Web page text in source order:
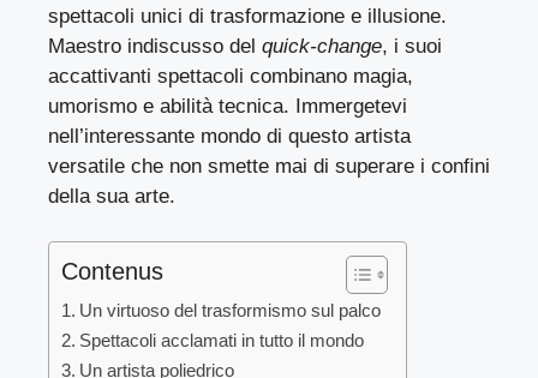
spettacoli unici di trasformazione e illusione.
Maestro indiscusso del quick-change, i suoi
accattivanti spettacoli combinano magia,
umorismo e abilità tecnica. Immergetevi
nell’interessante mondo di questo artista
versatile che non smette mai di superare i confini
della sua arte.
Contenus
Un virtuoso del trasformismo sul palco
Spettacoli acclamati in tutto il mondo
Un artista poliedrico